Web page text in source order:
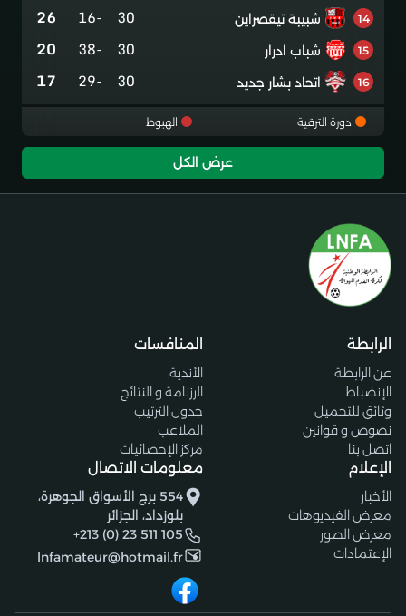
14 شبيبة تيقصراين 30
-16
26
15 شباب ادرار 30
-38
20
16 اتحاد بشار جديد 30
-29
17
دورة الترقية الهبوط
عرض الكل
الرابطة
عن الرابطة
الإنضباط
وثائق للتحميل
نصوص و قوانين
اتصل بنا
المنافسات
الأندية
الرزنامة و النتائج
جدول الترتيب
الملاعب
مركز الإحصائيات
الإعلام
الأخبار
معرض الفيديوهات
معرض الصور
الإعتمادات
معلومات الاتصال
554 برج الأسواق الجوهرة،
بلوزداد، الجزائر
+213 (0) 23 511 105
lnfamateur@hotmail.fr